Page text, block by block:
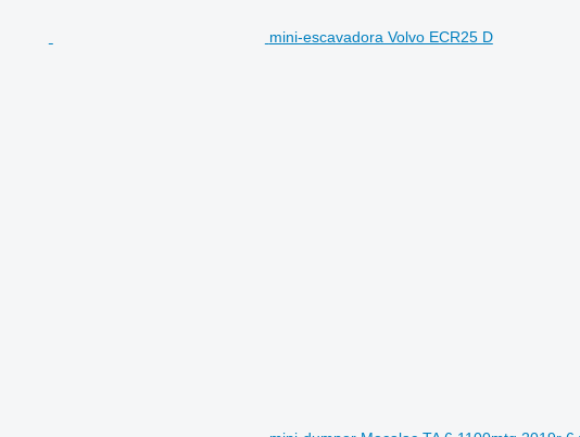
mini-escavadora Volvo ECR25 D